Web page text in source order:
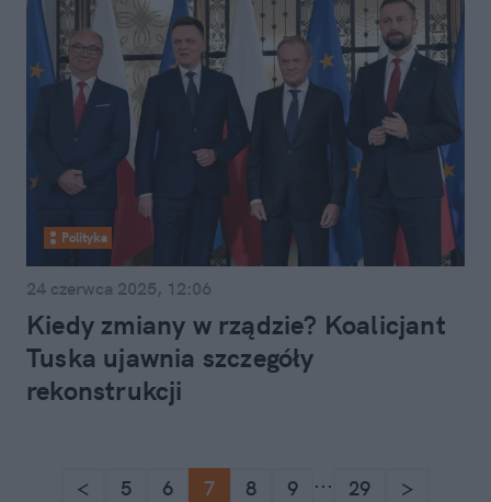
Polityka
24 czerwca 2025, 12:06
Kiedy zmiany w rządzie? Koalicjant
Tuska ujawnia szczegóły
rekonstrukcji
< 5 6 7 8 9 ... 29 >